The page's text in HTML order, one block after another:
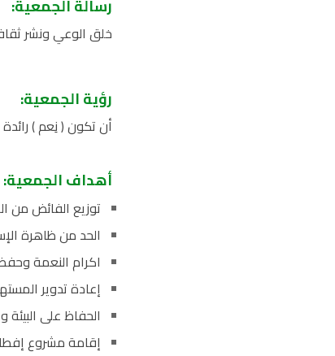
رسالة الجمعية:
خلق الوعي ونشر
رؤية الجمعية:
أن تكون ( نِعم )
أهداف الجمعية:
توزيع الفائض من
الحد من ظاهرة
اكرام النعمة
إعادة تدوير
الحفاظ على البيئة
إقامة مشروع